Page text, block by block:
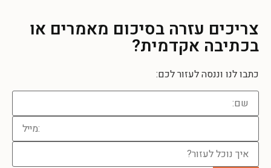
צריכים עזרה בסיכום מאמרים או
בכתיבה אקדמית?
כתבו לנו וננסה לעזור לכם: